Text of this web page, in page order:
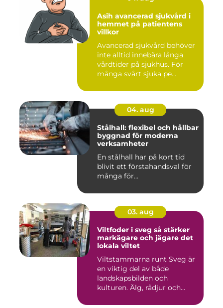
Asih avancerad sjukvård i
hemmet på patientens
villkor
Avancerad sjukvård behöver
inte alltid innebära långa
vårdtider på sjukhus. För
många svårt sjuka pe...
04. aug
Stålhall: flexibel och hållbar
byggnad för moderna
verksamheter
En stålhall har på kort tid
blivit ett förstahandsval för
många för...
03. aug
Viltfoder i sveg så stärker
markägare och jägare det
lokala viltet
Viltstammarna runt Sveg är
en viktig del av både
landskapsbilden och
kulturen. Älg, rådjur och